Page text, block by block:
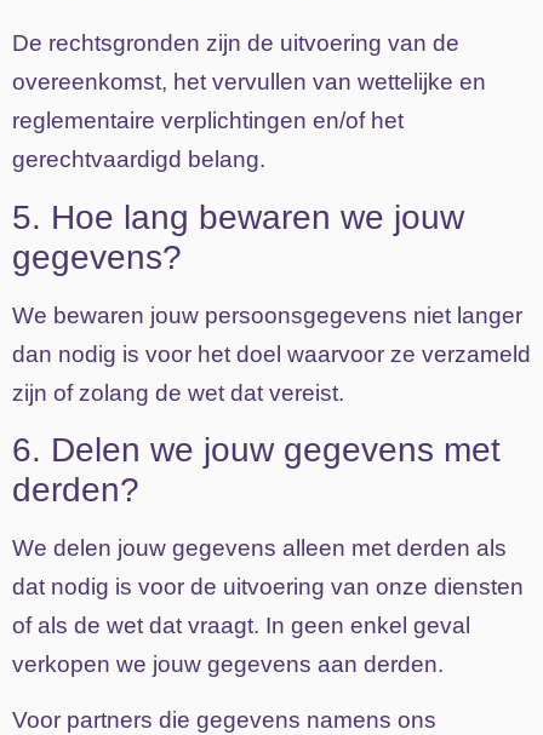
De rechtsgronden zijn de uitvoering van de
overeenkomst, het vervullen van wettelijke en
reglementaire verplichtingen en/of het
gerechtvaardigd belang.
5. Hoe lang bewaren we jouw
gegevens?
We bewaren jouw persoonsgegevens niet langer
dan nodig is voor het doel waarvoor ze verzameld
zijn of zolang de wet dat vereist.
6. Delen we jouw gegevens met
derden?
We delen jouw gegevens alleen met derden als
dat nodig is voor de uitvoering van onze diensten
of als de wet dat vraagt. In geen enkel geval
verkopen we jouw gegevens aan derden.
Voor partners die gegevens namens ons